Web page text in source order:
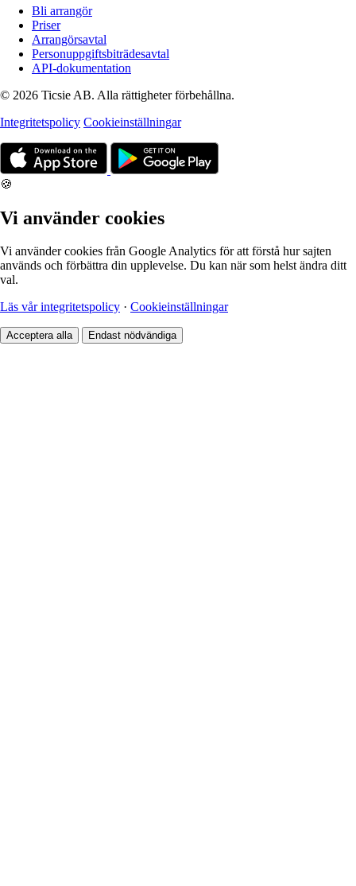
Bli arrangör
Priser
Arrangörsavtal
Personuppgiftsbiträdesavtal
API-dokumentation
© 2026 Ticsie AB. Alla rättigheter förbehållna.
Integritetspolicy Cookieinställningar
🍪
Vi använder cookies
Vi använder cookies från Google Analytics för att förstå hur sajten
används och förbättra din upplevelse. Du kan när som helst ändra ditt
val.
Läs vår integritetspolicy · Cookieinställningar
Acceptera alla Endast nödvändiga